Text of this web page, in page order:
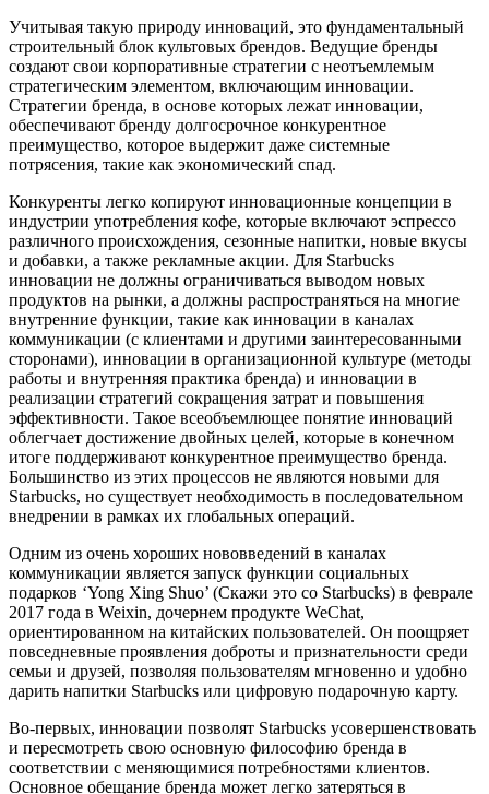
Учитывая такую природу инноваций, это фундаментальный
строительный блок культовых брендов. Ведущие бренды
создают свои корпоративные стратегии с неотъемлемым
стратегическим элементом, включающим инновации.
Стратегии бренда, в основе которых лежат инновации,
обеспечивают бренду долгосрочное конкурентное
преимущество, которое выдержит даже системные
потрясения, такие как экономический спад.
Конкуренты легко копируют инновационные концепции в
индустрии употребления кофе, которые включают эспрессо
различного происхождения, сезонные напитки, новые вкусы
и добавки, а также рекламные акции. Для Starbucks
инновации не должны ограничиваться выводом новых
продуктов на рынки, а должны распространяться на многие
внутренние функции, такие как инновации в каналах
коммуникации (с клиентами и другими заинтересованными
сторонами), инновации в организационной культуре (методы
работы и внутренняя практика бренда) и инновации в
реализации стратегий сокращения затрат и повышения
эффективности. Такое всеобъемлющее понятие инноваций
облегчает достижение двойных целей, которые в конечном
итоге поддерживают конкурентное преимущество бренда.
Большинство из этих процессов не являются новыми для
Starbucks, но существует необходимость в последовательном
внедрении в рамках их глобальных операций.
Одним из очень хороших нововведений в каналах
коммуникации является запуск функции социальных
подарков ‘Yong Xing Shuo’ (Скажи это со Starbucks) в феврале
2017 года в Weixin, дочернем продукте WeChat,
ориентированном на китайских пользователей. Он поощряет
повседневные проявления доброты и признательности среди
семьи и друзей, позволяя пользователям мгновенно и удобно
дарить напитки Starbucks или цифровую подарочную карту.
Во-первых, инновации позволят Starbucks усовершенствовать
и пересмотреть свою основную философию бренда в
соответствии с меняющимися потребностями клиентов.
Основное обещание бренда может легко затеряться в